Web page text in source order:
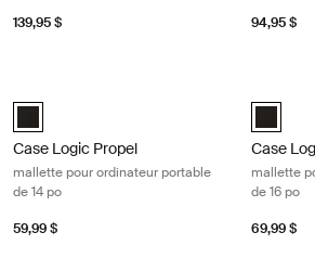
139,95 $ 94,95 $
Case Logic Propel 14" Attaché Noir (selected)
Case Logic Propel
mallette pour ordinateur portable
de 14 po
59,99 $
Case
Case
mallette
de 16 po
69,99 $